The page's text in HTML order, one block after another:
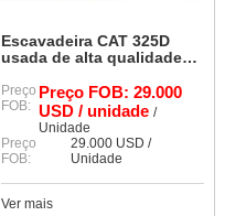
Escavadeira CAT 325D
usada de alta qualidade
desempenho restante.
Preço
FOB:
Preço FOB: 29.000
USD / unidade /
Unidade
Preço
FOB:
29.000 USD /
Unidade
Ver mais